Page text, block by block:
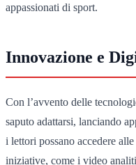
appassionati di sport.
Innovazione e
Con l’avvento delle
saputo adattarsi, lanciando
i lettori possano accedere
iniziative, come i video